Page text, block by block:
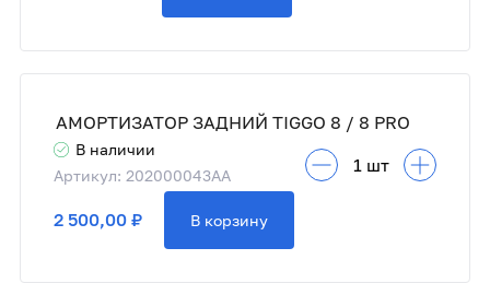
АМОРТИЗАТОР ЗАДНИЙ TIGGO 8 / 8 PRO
В наличии
Артикул: 202000043AA
2 500,00 ₽ В корзину